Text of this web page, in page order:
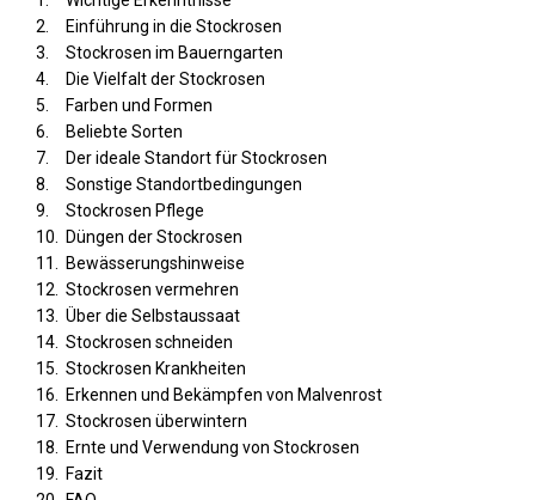
Einführung in die Stockrosen
Stockrosen im Bauerngarten
Die Vielfalt der Stockrosen
Farben und Formen
Beliebte Sorten
Der ideale Standort für Stockrosen
Sonstige Standortbedingungen
Stockrosen Pflege
Düngen der Stockrosen
Bewässerungshinweise
Stockrosen vermehren
Über die Selbstaussaat
Stockrosen schneiden
Stockrosen Krankheiten
Erkennen und Bekämpfen von Malvenrost
Stockrosen überwintern
Ernte und Verwendung von Stockrosen
Fazit